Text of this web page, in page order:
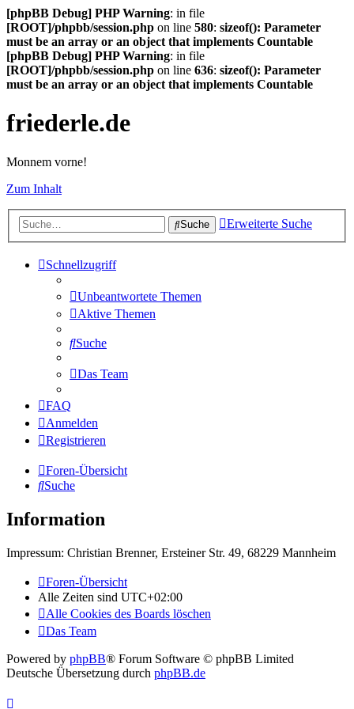
[phpBB Debug] PHP Warning: in file
[ROOT]/phpbb/session.php on line 580: sizeof(): Parameter
must be an array or an object that implements Countable
[phpBB Debug] PHP Warning: in file
[ROOT]/phpbb/session.php on line 636: sizeof(): Parameter
must be an array or an object that implements Countable
friederle.de
Monnem vorne!
Zum Inhalt
Suche Erweiterte Suche
Schnellzugriff
Unbeantwortete Themen
Aktive Themen
Suche
Das Team
FAQ
Anmelden
Registrieren
Foren-Übersicht
Suche
Information
Impressum: Christian Brenner, Ersteiner Str. 49, 68229 Mannheim
Foren-Übersicht
Alle Zeiten sind UTC+02:00
Alle Cookies des Boards löschen
Das Team
Powered by phpBB® Forum Software © phpBB Limited
Deutsche Übersetzung durch phpBB.de